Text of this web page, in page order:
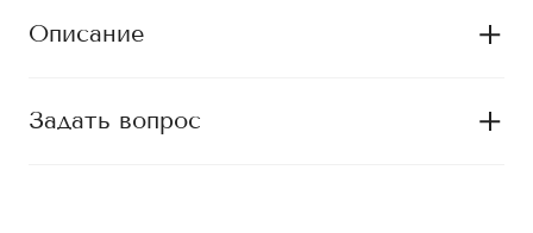
Описание
Задать вопрос